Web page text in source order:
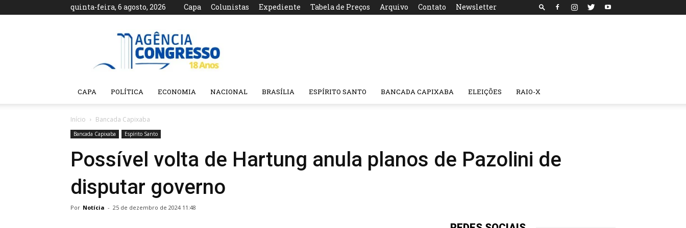
quinta-feira, 6 agosto, 2026 Capa Colunistas Expediente Tabela de Preços Arquivo Contato Newsletter
Agência
CAPA POLÍTICA ECONOMIA NACIONAL BRASÍLIA ESPÍRITO SANTO BANCADA CAPIXABA ELEIÇÕES RAIO-X
Início Bancada Capixaba
Bancada Capixaba Espírito Santo
Possível volta de Hartung anula planos de Pazolini de
disputar governo
Por Notícia - 25 de dezembro de 2024 11:48